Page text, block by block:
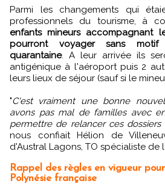
Parmi les changements qui
professionnels du tourisme, à
enfants mineurs accompagnant
pourront voyager sans
quarantaine. A leur arrivée ils
antigénique à l'aéroport puis 2
leurs lieux de séjour (sauf si le
"C'est vraiment une bonne
avons pas mal de familles avec
permettre de relancer ces
nous confiait Hélion de
d'Austral Lagons, TO spécialiste de
Rappel des règles en vigueur
Polynésie française